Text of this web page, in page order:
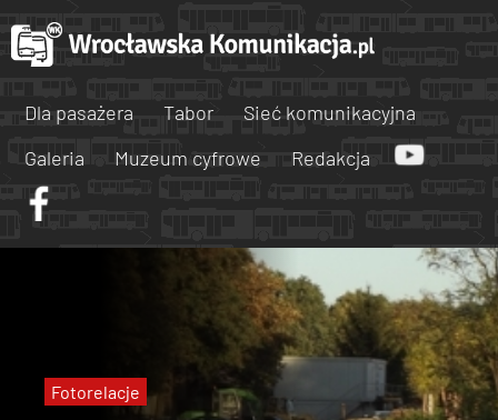
Dla pasażera Tabor
Sieć komunikacyjna
Galeria
Muzeum cyfrowe Redakcja
Fotorelacje